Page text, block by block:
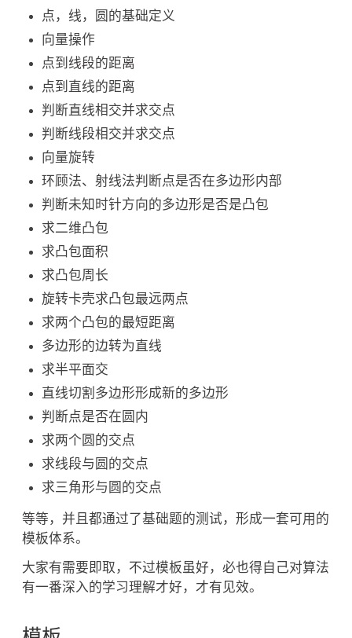
点，线，圆的基础定义
向量操作
点到线段的距离
点到直线的距离
判断直线相交并求交点
判断线段相交并求交点
向量旋转
环顾法、射线法判断点是否在多边形内部
判断未知时针方向的多边形是否是凸包
求二维凸包
求凸包面积
求凸包周长
旋转卡壳求凸包最远两点
求两个凸包的最短距离
多边形的边转为直线
求半平面交
直线切割多边形形成新的多边形
判断点是否在圆内
求两个圆的交点
求线段与圆的交点
求三角形与圆的交点
等等，并且都通过了基础题的测试，形成一套可用的
模板体系。
大家有需要即取，不过模板虽好，必也得自己对算法
有一番深入的学习理解才好，才有见效。